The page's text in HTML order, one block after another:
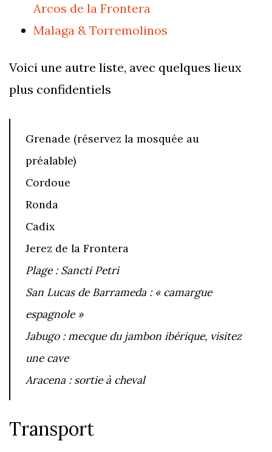
Arcos de la Frontera
Malaga & Torremolinos
Voici une autre liste, avec quelques lieux
plus confidentiels
Grenade (réservez la mosquée au
préalable)
Cordoue
Ronda
Cadix
Jerez de la Frontera
Plage : Sancti Petri
San Lucas de Barrameda : « camargue
espagnole »
Jabugo : mecque du jambon ibérique, visitez
une cave
Aracena : sortie à cheval
Transport